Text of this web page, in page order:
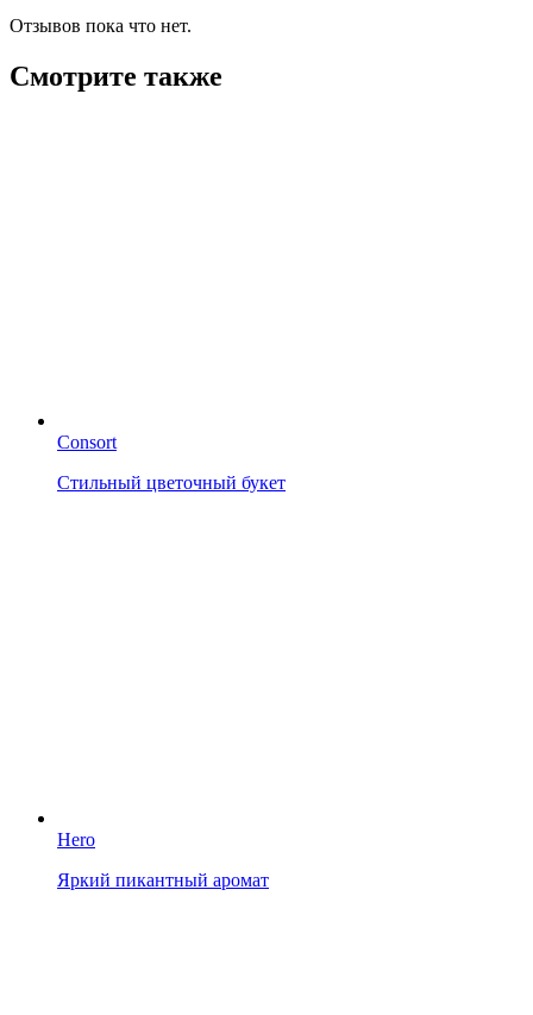
Отзывов пока что нет.
Смотрите также
Consort
Стильный цветочный букет
Hero
Яркий пикантный аромат